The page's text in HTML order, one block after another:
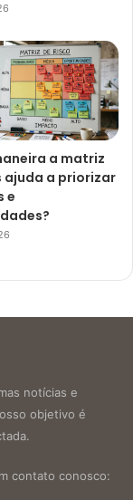
a matriz
ajuda a priorizar
e
notícias e
objetivo é
contato conosco: